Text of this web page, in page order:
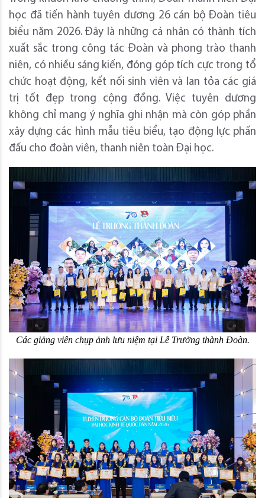
học đã tiến hành tuyên dương 26 cán bộ Đoàn tiêu
biểu năm 2026. Đây là những cá nhân có thành tích
xuất sắc trong công tác Đoàn và phong trào thanh
niên, có nhiều sáng kiến, đóng góp tích cực trong tổ
chức hoạt động, kết nối sinh viên và lan tỏa các giá
trị tốt đẹp trong cộng đồng. Việc tuyên dương
không chỉ mang ý nghĩa ghi nhận mà còn góp phần
xây dựng các hình mẫu tiêu biểu, tạo động lực phấn
đấu cho đoàn viên, thanh niên toàn Đại học.
Các giảng viên chụp ảnh lưu niệm tại Lễ Trưởng thành Đoàn.